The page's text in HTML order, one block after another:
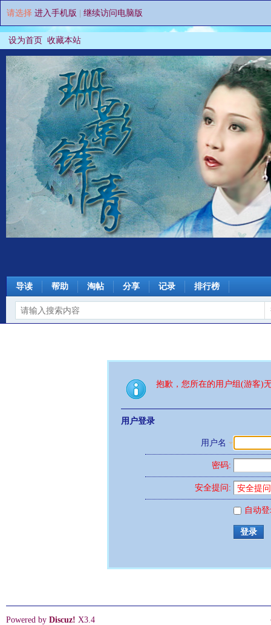
请选择 进入手机版 继续访问电脑版
设为首页 收藏本站
导读 帮助 淘帖 分享 记录 排行榜
抱歉，您所在的用户组(游客)
用户登录
用户名
密码:
安全提问:
自动
登录
Powered by Discuz! X3.4